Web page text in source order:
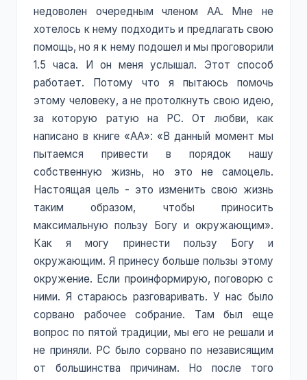
недоволен очередным членом АА. Мне не
хотелось к нему подходить и предлагать свою
помощь, но я к нему подошел и мы проговорили
1.5 часа. И он меня услышал. Этот способ
работает. Потому что я пытаюсь помочь
этому человеку, а не протолкнуть свою идею,
за которую ратую на РС. От любви, как
написано в книге «АА»: «В данный момент мы
пытаемся привести в порядок нашу
собственную жизнь, но это не самоцель.
Настоящая цель - это изменить свою жизнь
таким образом, чтобы приносить
максимальную пользу Богу и окружающим».
Как я могу принести пользу Богу и
окружающим. Я принесу больше пользы этому
окружение. Если проинформирую, поговорю с
ними. Я стараюсь разговаривать. У нас было
сорвано рабочее собрание. Там был еще
вопрос по пятой традиции, мы его не решали и
не приняли. РС было сорвано по независящим
от большинства причинам. Но после того